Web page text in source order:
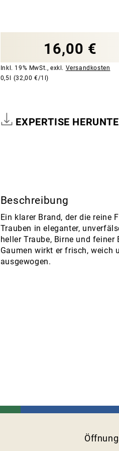
16,00 €
Inkl. 19% MwSt.,exkl. Versandkosten
0,5l (32,00 €/1l)
EXPERTISE
Beschreibung
Ein klarer Brand, der die reine
Trauben in eleganter,
heller Traube, Birne und
Gaumen wirkt er frisch, weich
ausgewogen.